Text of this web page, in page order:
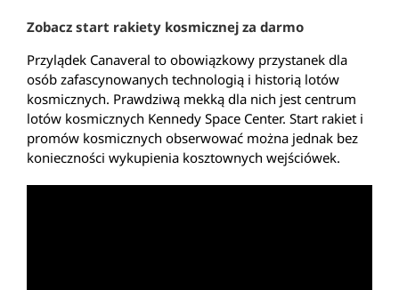
Zobacz start rakiety kosmicznej za darmo
Przylądek Canaveral to obowiązkowy przystanek dla
osób zafascynowanych technologią i historią lotów
kosmicznych. Prawdziwą mekką dla nich jest centrum
lotów kosmicznych Kennedy Space Center. Start rakiet i
promów kosmicznych obserwować można jednak bez
konieczności wykupienia kosztownych wejściówek.